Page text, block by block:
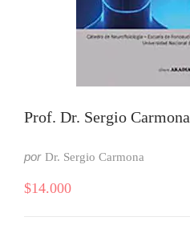
Prof. Dr. Sergio Carmona
por Dr. Sergio Carmona
$14.000